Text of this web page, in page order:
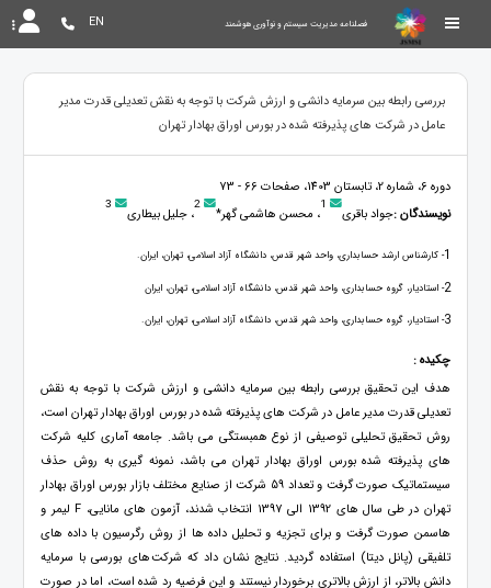
فصلنامه مدیریت سیستم و نوآوری هوشمند EN
بررسی رابطه بین سرمایه دانشی و ارزش شرکت با توجه به نقش تعدیلی قدرت مدیر
عامل در شرکت های پذیرفته شده در بورس اوراق بهادار تهران
دوره 6، شماره 2، تابستان 1403، صفحات 66 - 73
نویسندگان :جواد باقری 1، محسن هاشمی گهر* 2، جلیل بیطاری 3
1- کارشناس ارشد حسابداری، واحد شهر قدس، دانشگاه آزاد اسلامی، تهران، ایران.
2- استادیار، گروه حسابداری، واحد شهر قدس، دانشگاه آزاد اسلامی، تهران، ایران
3- استادیار، گروه حسابداری، واحد شهر قدس، دانشگاه آزاد اسلامی، تهران، ایران.
چکیده :
هدف این تحقیق بررسی رابطه بین سرمایه دانشی و ارزش شرکت با توجه به نقش
تعدیلی قدرت مدیر عامل در شرکت های پذیرفته شده در بورس اوراق بهادار تهران است،
روش تحقیق تحلیلی توصیفی از نوع همبستگی می باشد. جامعه آماری کلیه شرکت
های پذیرفته شده بورس اوراق بهادار تهران می باشد، نمونه گیری به روش حذف
سیستماتیک صورت گرفت و تعداد 59 شرکت از صنایع مختلف بازار بورس اوراق بهادار
تهران در طی سال های 1392 الی 1397 انتخاب شدند، آزمون های مانایی، F لیمر و
هاسمن صورت گرفت و برای تجزیه و تحلیل داده ها از روش رگرسیون با داده های
تلفیقی (پانل دیتا) استفاده گردید. نتایج نشان داد که شرکت های بورسی با سرمایه
دانش بالاتر، از ارزش بالاتری برخوردار نیستند و این فرضیه رد شده است، اما در صورت